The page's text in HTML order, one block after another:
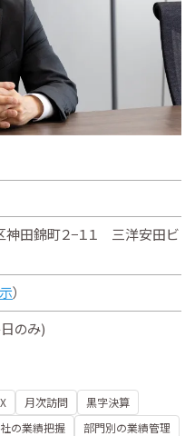
神田錦町２−１１ 三洋安田ビ
）
のみ)
月次訪問
黒字決算
の業績把握
部門別の業績管理